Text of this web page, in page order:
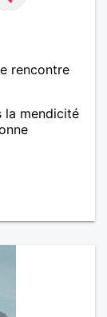
rencontre
la mendicité